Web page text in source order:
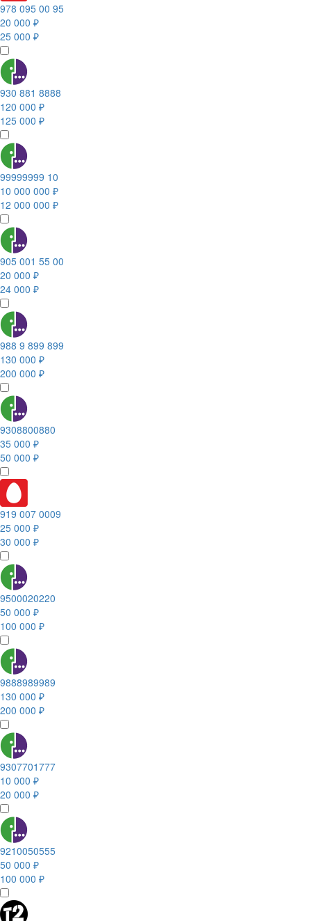
978 095 00 95
20 000 ₽
25 000 ₽
930 881 8888
120 000 ₽
125 000 ₽
99999999 10
10 000 000 ₽
12 000 000 ₽
905 001 55 00
20 000 ₽
24 000 ₽
988 9 899 899
130 000 ₽
200 000 ₽
9308800880
35 000 ₽
50 000 ₽
919 007 0009
25 000 ₽
30 000 ₽
9500020220
50 000 ₽
100 000 ₽
9888989989
130 000 ₽
200 000 ₽
9307701777
10 000 ₽
20 000 ₽
9210050555
50 000 ₽
100 000 ₽